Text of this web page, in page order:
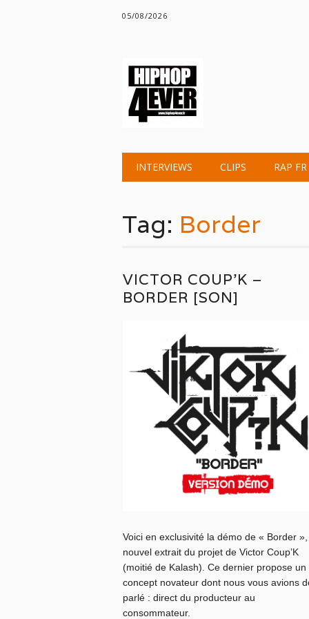
05/08/2026
Main menu
INTERVIEWS CLIPS RAP FR
Tag: Border
VICTOR COUP’K –
BORDER [SON]
Voici en exclusivité la démo de « Border »,
nouvel extrait du projet de Victor Coup’K
(moitié de Kalash). Ce dernier propose un
concept novateur dont nous vous avions
parlé : direct du producteur au
consommateur.